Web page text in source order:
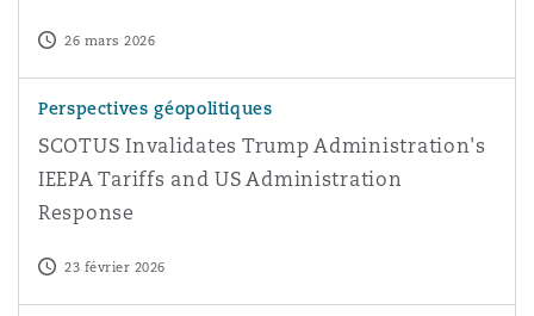
26 mars 2026
Perspectives géopolitiques
SCOTUS Invalidates Trump Administration's
IEEPA Tariffs and US Administration
Response
23 février 2026